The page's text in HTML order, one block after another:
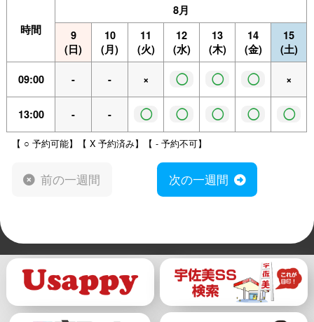
時間
8月
9
(日)
10
(月)
11
(火)
12
(水)
13
(木)
14
(金)
15
(土)
09:00 - - × ◯ ◯ ◯ ×
13:00 - - ◯ ◯ ◯ ◯ ◯
【 ○ 予約可能】【 X 予約済み】【 - 予約不可】
前の一週間 次の一週間